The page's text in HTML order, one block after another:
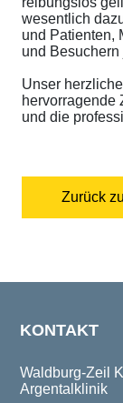
wesentlich
und Patienten,
und
Unser
hervorragende
und die
Zurück
KONTAKT
Waldburg-Zeil
Argentalklinik